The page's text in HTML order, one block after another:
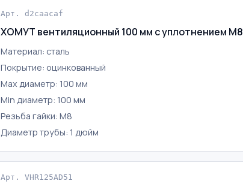
Арт. d2caacaf
ХОМУТ вентиляционный 100 мм с уплотнением М8
Материал: сталь
Покрытие: оцинкованный
Max диаметр: 100 мм
Min диаметр: 100 мм
Резьба гайки: М8
Диаметр трубы: 1 дюйм
Арт. VHR125AD51